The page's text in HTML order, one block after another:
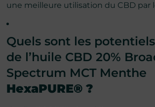
une meilleure utilisation du CBD par
Quels sont les
de l’huile CBD 20%
Spectrum MCT Menthe
HexaPURE® ?